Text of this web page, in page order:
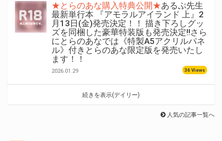
★とらのあな購入特典公開★あるぷ先生
最新単行本 『アモラルアイランド 上』2
月13日(金)発売決定！！ 描き下ろしグッ
ズを同梱した豪華特装版も発売決定!!さら
にとらのあなでは《特製A5アクリルパネ
ル》付きとらのあな限定版を発売いたし
ます！！
2026.01.29 36 Views
続きを表示(デイリー)
人気の記事一覧へ